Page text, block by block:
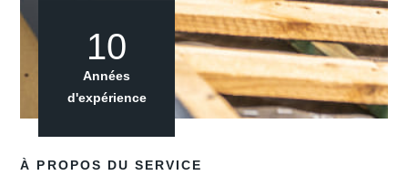
À PROPOS DU SERVICE
10
Années
d'expérience